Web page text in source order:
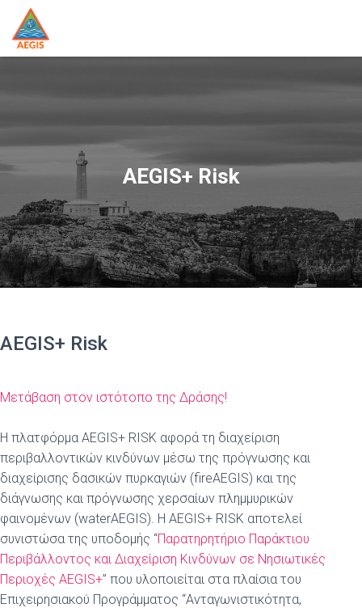
AEGIS+ Risk
AEGIS+ Risk
Μετάβαση στον ιστότοπο της Δράσης!
Η πλατφόρμα AEGIS+ RISK αφορά τη διαχείριση
περιβαλλοντικών κινδύνων μέσω της πρόγνωσης και
διαχείρισης δασικών πυρκαγιών (fireAEGIS) και της
διάγνωσης και πρόγνωσης χερσαίων πλημμυρικών
φαινομένων (waterAEGIS). H AEGIS+ RISK αποτελεί
συνιστώσα της υποδομής “Παρατηρητήριο Παράκτιου
Περιβάλλοντος και Διαχείριση Κινδύνων σε Νησιωτικές
Περιοχές AEGIS+” που υλοποιείται στα πλαίσια του
Επιχειρησιακού Προγράμματος “Ανταγωνιστικότητα,